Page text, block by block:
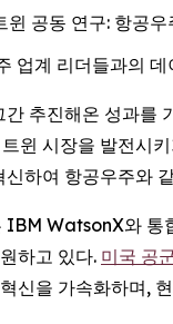
윈 공동 연구: 항공
업계 리더들과의
추진해온 성과를
윈 시장을 발전시
신하여 항공우주
WatsonX와 통
하고 있다. 미국 공
신을 가속화하며,